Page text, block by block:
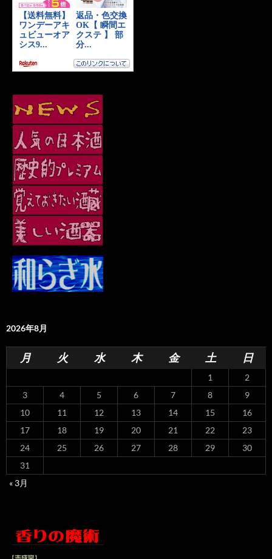
2026年8月
月 火 水 木 金 土 日
1
2
3
4 5 6 7 8
9
10
11 12 13 14 15
16
17
18 19 20 21 22
23
24
25 26 27 28 29
30
31
« 3月